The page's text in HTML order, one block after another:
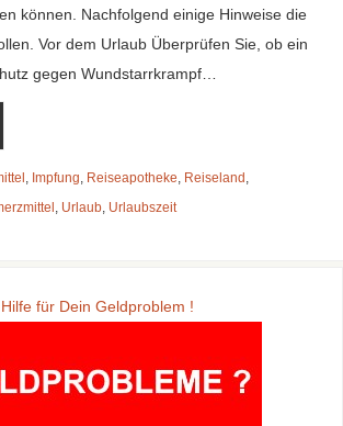
können. Nachfolgend einige Hinweise die
Vor dem Urlaub Überprüfen Sie, ob ein
gegen Wundstarrkrampf…
, Impfung, Reiseapotheke, Reiseland ,
, Urlaub, Urlaubszeit
Hilfe für Dein Geldproblem !